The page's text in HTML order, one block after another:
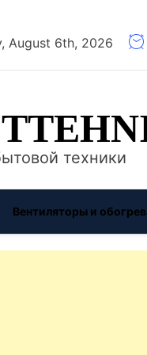
August 6th, 2026
техники
Вентиляторы и